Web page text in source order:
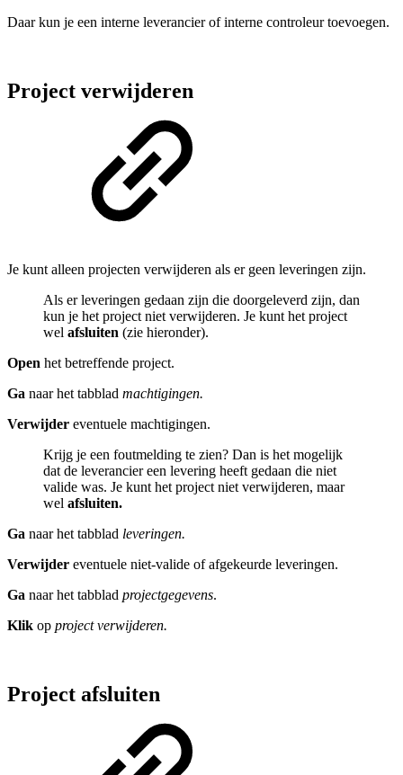
Daar kun je een interne leverancier of interne controleur toevoegen.
Project verwijderen
Je kunt alleen projecten verwijderen als er geen leveringen zijn.
Als er leveringen gedaan zijn die doorgeleverd zijn, dan
kun je het project niet verwijderen. Je kunt het project
wel afsluiten (zie hieronder).
Open het betreffende project.
Ga naar het tabblad machtigingen.
Verwijder eventuele machtigingen.
Krijg je een foutmelding te zien? Dan is het mogelijk
dat de leverancier een levering heeft gedaan die niet
valide was. Je kunt het project niet verwijderen, maar
wel afsluiten.
Ga naar het tabblad leveringen.
Verwijder eventuele niet-valide of afgekeurde leveringen.
Ga naar het tabblad projectgegevens.
Klik op project verwijderen.
Project afsluiten